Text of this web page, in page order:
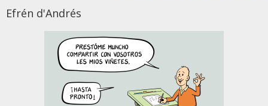
Efrén d'Andrés